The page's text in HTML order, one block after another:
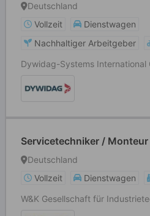
Deutschland
Vollzeit
Dienstwagen
Nachhaltiger Arbeitgeber
Dywidag-Systems International
Servicetechniker /
Deutschland
Vollzeit
Dienstwagen
W&K Gesellschaft für